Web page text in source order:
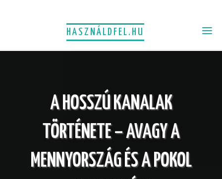
HASZNÁLDFEL.HU
A HOSSZÚ KANALAK
TÖRTÉNETE – AVAGY A
MENNYORSZÁG ÉS A POKOL